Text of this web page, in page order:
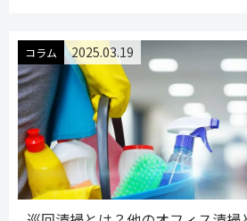
コラム 2025.03.19